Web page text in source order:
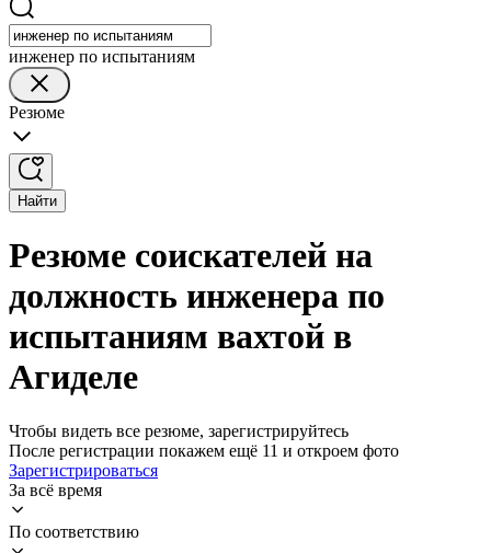
инженер по испытаниям
Резюме
Найти
Резюме соискателей на
должность инженера по
испытаниям вахтой в
Агиделе
Чтобы видеть все резюме, зарегистрируйтесь
После регистрации покажем ещё 11 и откроем фото
Зарегистрироваться
За всё время
По соответствию